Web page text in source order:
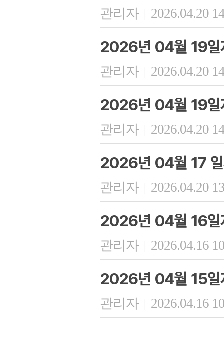
관리자 | 2026.04.20
2026년 04월 19일
관리자 | 2026.04.20
2026년 04월 19일
관리자 | 2026.04.20
2026년 04월 17 일
관리자 | 2026.04.20
2026년 04월 16일
관리자 | 2026.04.16
2026년 04월 15일
관리자 | 2026.04.16